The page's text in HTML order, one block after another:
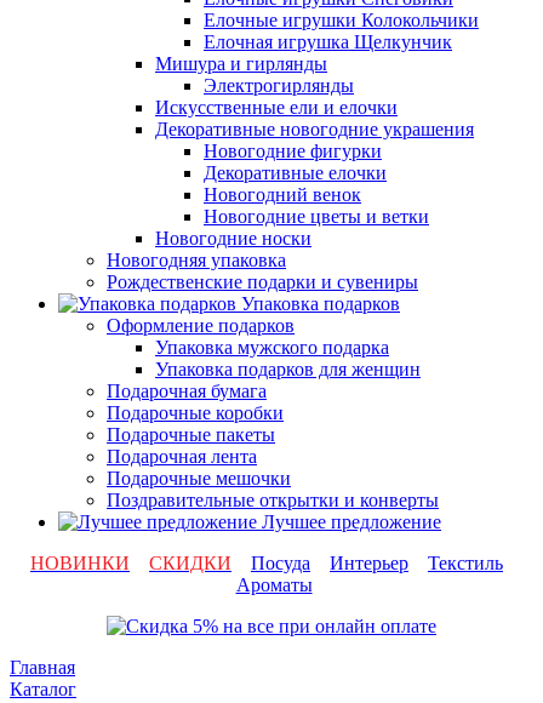
Елочные игрушки Колокольчики
Елочная игрушка Щелкунчик
Мишура и гирлянды
Электрогирлянды
Искусственные ели и елочки
Декоративные новогодние украшения
Новогодние фигурки
Декоративные елочки
Новогодний венок
Новогодние цветы и ветки
Новогодние носки
Новогодняя упаковка
Рождественские подарки и сувениры
Упаковка подарков
Оформление подарков
Упаковка мужского подарка
Упаковка подарков для женщин
Подарочная бумага
Подарочные коробки
Подарочные пакеты
Подарочная лента
Подарочные мешочки
Поздравительные открытки и конверты
Лучшее предложение
НОВИНКИ
СКИДКИ Посуда Интерьер
Текстиль
Ароматы
Главная
Каталог